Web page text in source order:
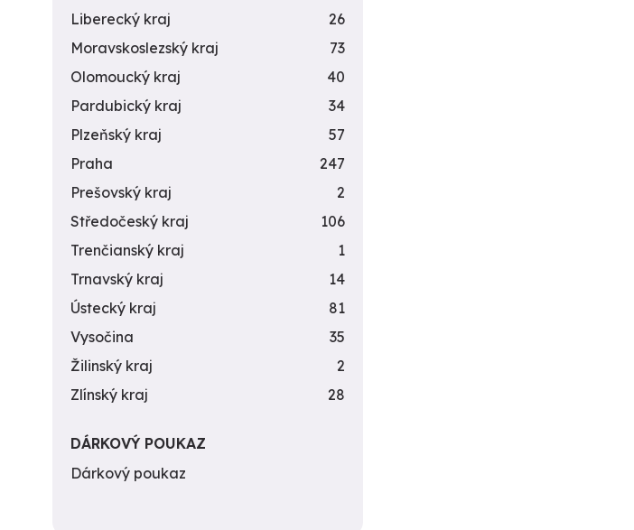
Liberecký kraj
26
Moravskoslezský kraj
73
Olomoucký kraj
40
Pardubický kraj
34
Plzeňský kraj
57
Praha
247
Prešovský kraj
2
Středočeský kraj
106
Trenčianský kraj
1
Trnavský kraj
14
Ústecký kraj
81
Vysočina
35
Žilinský kraj
2
Zlínský kraj
28
DÁRKOVÝ POUKAZ
Dárkový poukaz